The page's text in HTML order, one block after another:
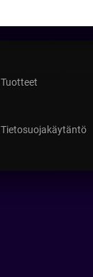
Tuotteet
Tietosuojakäytäntö